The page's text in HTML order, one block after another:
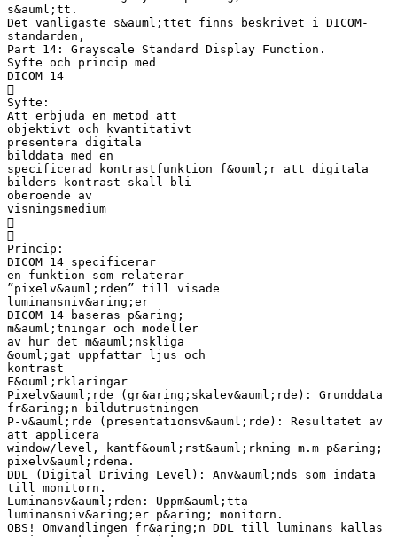
s&auml;tt.
Det vanligaste s&auml;ttet finns beskrivet i DICOM-
standarden,
Part 14: Grayscale Standard Display Function.
Syfte och princip med
DICOM 14

Syfte:
Att erbjuda en metod att
objektivt och kvantitativt
presentera digitala
bilddata med en
specificerad kontrastfunktion f&ouml;r att digitala
bilders kontrast skall bli
oberoende av
visningsmedium


Princip:
DICOM 14 specificerar
en funktion som relaterar
”pixelv&auml;rden” till visade
luminansniv&aring;er
DICOM 14 baseras p&aring;
m&auml;tningar och modeller
av hur det m&auml;nskliga
&ouml;gat uppfattar ljus och
kontrast
F&ouml;rklaringar
Pixelv&auml;rde (gr&aring;skalev&auml;rde): Grunddata
fr&aring;n bildutrustningen
P-v&auml;rde (presentationsv&auml;rde): Resultatet av
att applicera
window/level, kantf&ouml;rst&auml;rkning m.m p&aring;
pixelv&auml;rdena.
DDL (Digital Driving Level): Anv&auml;nds som indata
till monitorn.
Luminansv&auml;rden: Uppm&auml;tta
luminansniv&aring;er p&aring; monitorn.
OBS! Omvandlingen fr&aring;n DDL till luminans kallas